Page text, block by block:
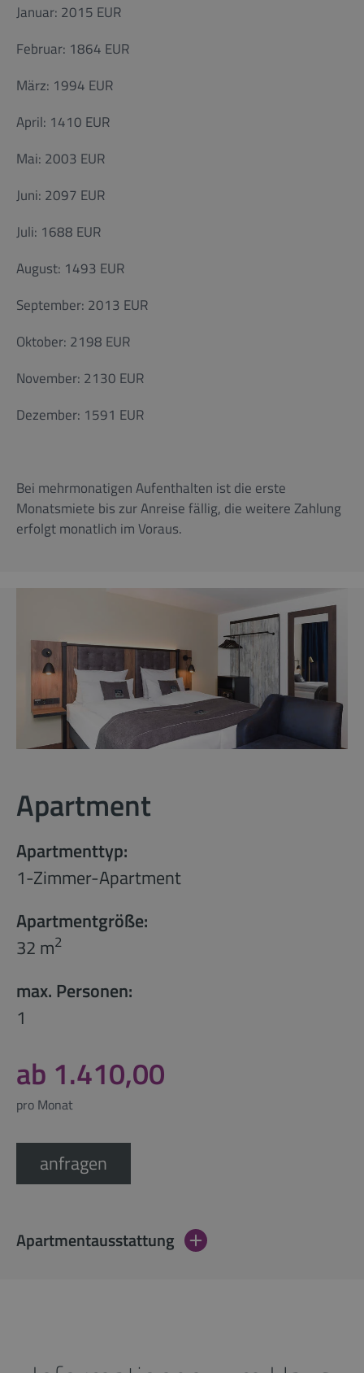
Januar: 2015 EUR
Februar: 1864 EUR
März: 1994 EUR
April: 1410 EUR
Mai: 2003 EUR
Juni: 2097 EUR
Juli: 1688 EUR
August: 1493 EUR
September: 2013 EUR
Oktober: 2198 EUR
November: 2130 EUR
Dezember: 1591 EUR
Bei mehrmonatigen Aufenthalten ist die erste
Monatsmiete bis zur Anreise fällig, die weitere Zahlung
erfolgt monatlich im Voraus.
Apartment
Apartmenttyp:
1-Zimmer-Apartment
Apartmentgröße:
32 m2
max. Personen:
1
ab 1.410,00
pro Monat
anfragen
Apartmentausstattung